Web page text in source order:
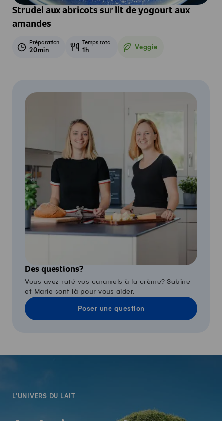
Strudel aux abricots sur lit de yogourt aux
amandes
Préparation
20min
Temps total
1h Veggie
Veggie
Des questions?
Vous avez raté vos caramels à la crème? Sabine
et Marie sont là pour vous aider.
Poser une question
L'UNIVERS DU LAIT